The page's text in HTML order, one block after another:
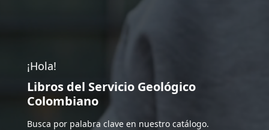
¡Hola!
Libros del Servicio Geológico
Colombiano
Busca por palabra clave en nuestro catálogo.